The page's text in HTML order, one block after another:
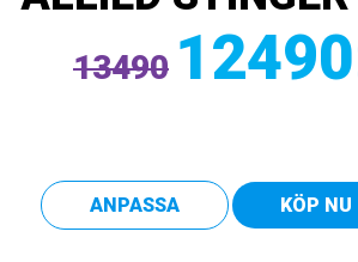
13490 12490
ANPASSA KÖP NU